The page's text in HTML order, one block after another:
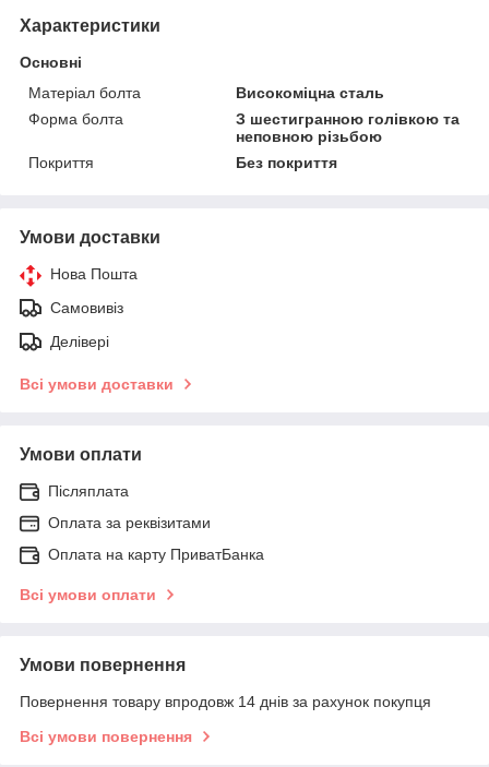
Характеристики
Основні
Матеріал болта
Високоміцна сталь
Форма болта
З шестигранною голівкою та
неповною різьбою
Покриття
Без покриття
Умови доставки
Нова Пошта
Самовивіз
Делівері
Всі умови доставки
Умови оплати
Післяплата
Оплата за реквізитами
Оплата на карту ПриватБанка
Всі умови оплати
Умови повернення
Повернення товару впродовж 14 днів за рахунок покупця
Всі умови повернення